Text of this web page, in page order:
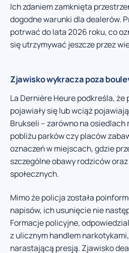
Ich zdaniem zamknięta
dogodne warunki dla dealerów.
potrwać do lata 2026 roku, co
się utrzymywać jeszcze przez
Zjawisko wykracza poza
La Dernière Heure podkreśla, że
pojawiały się lub wciąż
Brukseli – zarówno na
pobliżu parków czy placów
oznaczeń w miejscach, gdzie
szczególne obawy rodziców
społecznych.
Mimo że policja została
napisów, ich usunięcie nie
Formacje policyjne,
z ulicznym handlem
narastającą presją. Zjawisko